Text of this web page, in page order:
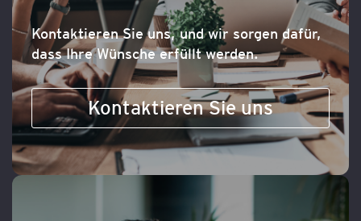
Kontaktieren Sie uns, und wir sorgen dafür,
dass Ihre Wünsche erfüllt werden.
Kontaktieren Sie uns